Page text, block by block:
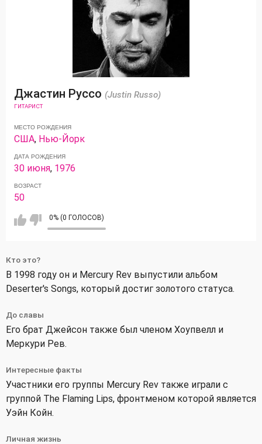
Джастин Руссо (Justin Russo)
ГИТАРИСТ
МЕСТО РОЖДЕНИЯ
США, Нью-Йорк
ДАТА РОЖДЕНИЯ
30 июня, 1976
ВОЗРАСТ
50
0% (0 ГОЛОСОВ)
Кто это?
В 1998 году он и Mercury Rev выпустили альбом
Deserter's Songs, который достиг золотого статуса.
До славы
Его брат Джейсон также был членом Хоупвелл и
Меркури Рев.
Интересные факты
Участники его группы Mercury Rev также играли с
группой The Flaming Lips, фронтменом которой является
Уэйн Койн.
Личная жизнь